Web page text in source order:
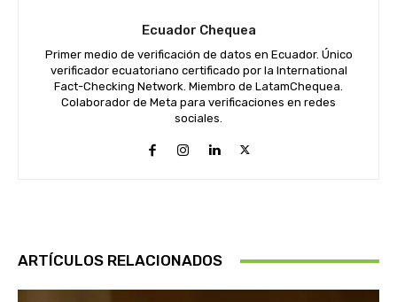
Ecuador Chequea
Primer medio de verificación de datos en Ecuador. Único
verificador ecuatoriano certificado por la International
Fact-Checking Network. Miembro de LatamChequea.
Colaborador de Meta para verificaciones en redes
sociales.
ARTÍCULOS RELACIONADOS